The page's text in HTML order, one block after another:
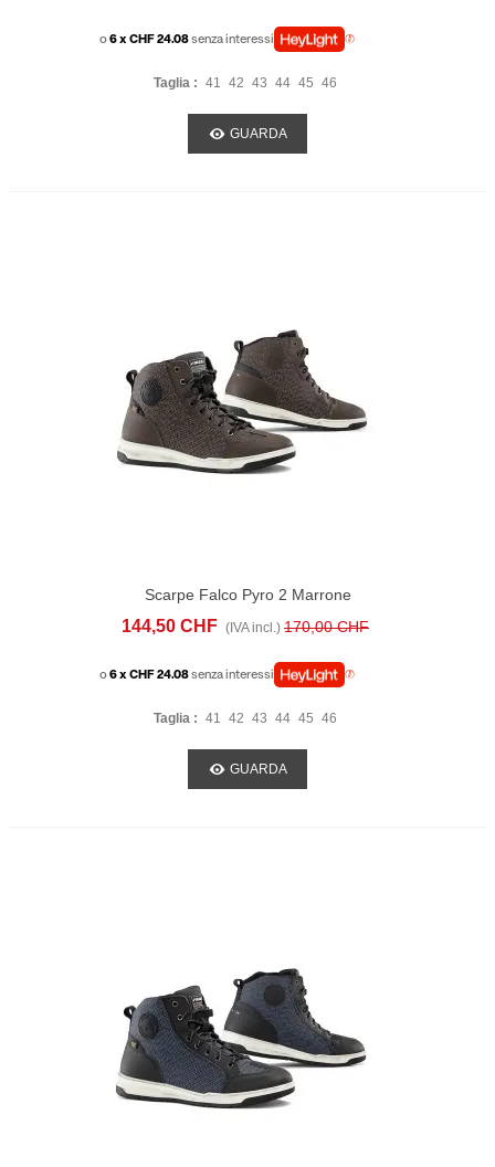
o6 x CHF 24.08senza interessi
Taglia : 41 42 43 44 45 46
GUARDA
Scarpe Falco Pyro 2 Marrone
144,50 CHF (IVA incl.) 170,00 CHF
o6 x CHF 24.08senza interessi
Taglia : 41 42 43 44 45 46
GUARDA